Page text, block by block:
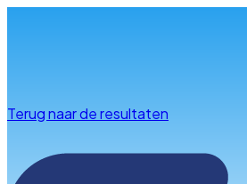
Terug naar de resultaten